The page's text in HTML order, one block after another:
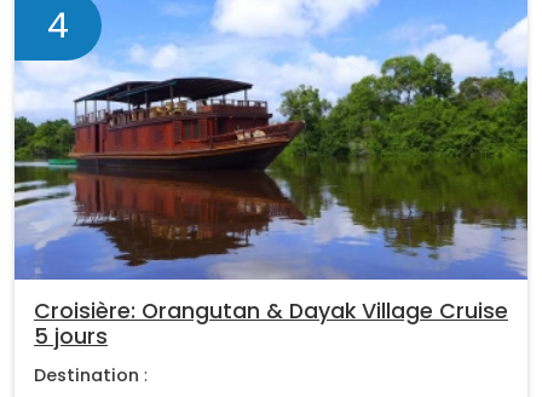
4
Croisière: Orangutan & Dayak Village Cruise
5 jours
Destination :